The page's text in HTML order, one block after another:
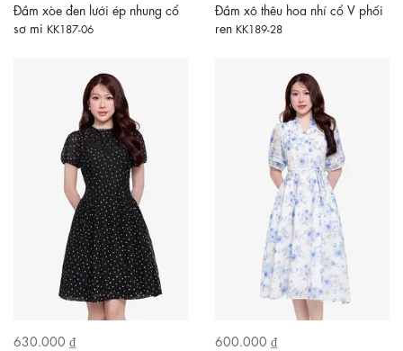
Đầm xòe đen lưới ép nhung cổ
sơ mi KK187-06
Đầm xô thêu hoa nhí cổ V phối
ren KK189-28
630.000 ₫
600.000 ₫